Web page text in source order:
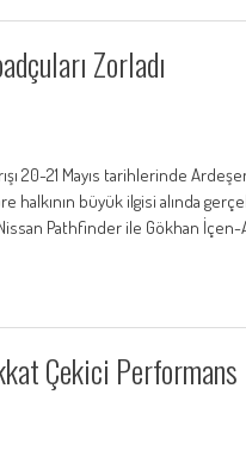
Zorladı
20-21 Mayıs tarihlerinde
halkının büyük ilgisi alında
Pathfinder ile Gökhan
Çekici Performans